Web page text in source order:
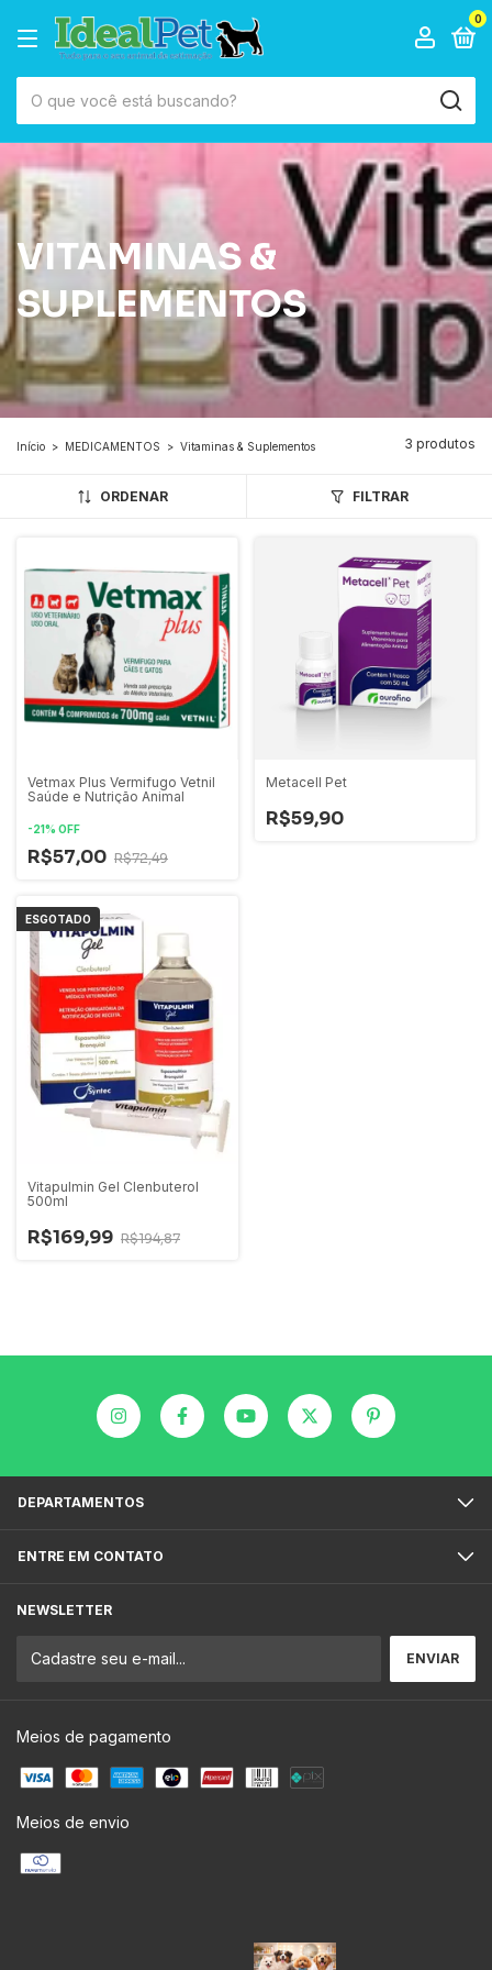
0
VITAMINAS &
SUPLEMENTOS
Início > MEDICAMENTOS > Vitaminas & Suplementos 3 produtos
ORDENAR FILTRAR
Vetmax Plus Vermifugo Vetnil
Saúde e Nutrição Animal
-21% OFF
R$57,00 R$72,49
Metacell Pet
R$59,90
ESGOTADO
Vitapulmin Gel Clenbuterol
500ml
R$169,99 R$194,87
DEPARTAMENTOS
ENTRE EM CONTATO
NEWSLETTER
Meios de pagamento
Meios de envio